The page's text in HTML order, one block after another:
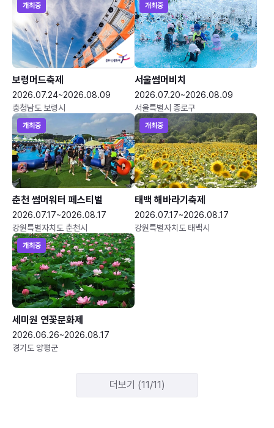
개최중
보령머드축제
2026.07.24~2026.08.09
충청남도 보령시
개최중
서울썸머비치
2026.07.20~2026.08.09
서울특별시 종로구
개최중
춘천 썸머워터 페스티벌
2026.07.17~2026.08.17
강원특별자치도 춘천시
개최중
태백 해바라기축제
2026.07.17~2026.08.17
강원특별자치도 태백시
개최중
세미원 연꽃문화제
2026.06.26~2026.08.17
경기도 양평군
더보기 (11/11)